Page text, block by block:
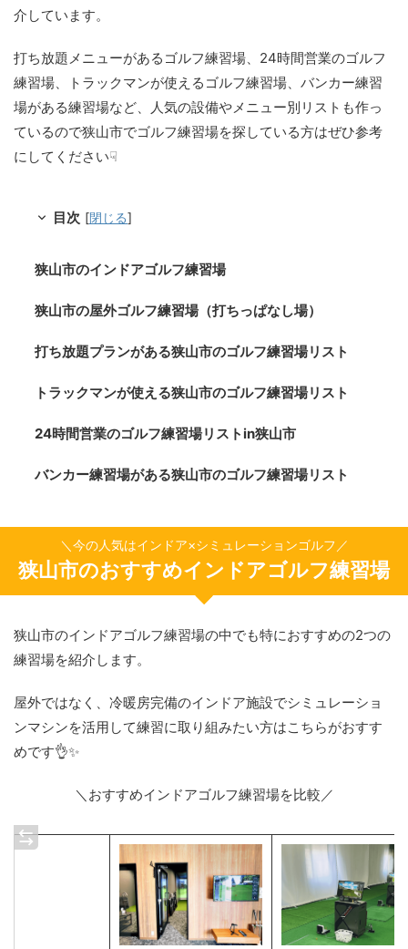
介しています。
打ち放題メニューがあるゴルフ練習場、24時間営業のゴルフ
練習場、トラックマンが使えるゴルフ練習場、バンカー練習
場がある練習場など、人気の設備やメニュー別リストも作っ
ているので狭山市でゴルフ練習場を探している方はぜひ参考
にしてください☟
目次 [閉じる]
狭山市のインドアゴルフ練習場
狭山市の屋外ゴルフ練習場（打ちっぱなし場）
打ち放題プランがある狭山市のゴルフ練習場リスト
トラックマンが使える狭山市のゴルフ練習場リスト
24時間営業のゴルフ練習場リストin狭山市
バンカー練習場がある狭山市のゴルフ練習場リスト
＼今の人気はインドア×シミュレーションゴルフ／
狭山市のおすすめインドアゴルフ練習場
狭山市のインドアゴルフ練習場の中でも特におすすめの2つの
練習場を紹介します。
屋外ではなく、冷暖房完備のインドア施設でシミュレーショ
ンマシンを活用して練習に取り組みたい方はこちらがおすす
めです👌✨
＼おすすめインドアゴルフ練習場を比較／